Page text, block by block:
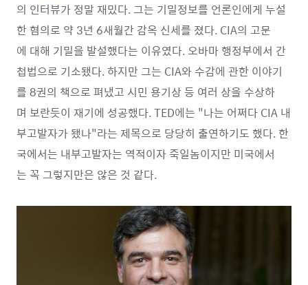
의 인터뷰가 정말 재밌다. 그는 기밀정보를 언론인에게 누설
한 혐의로 약 3년 6새월간 감옥 신세를 졌다. CIA의 고문
에 대해 기밀을 발설했다는 이유였다. 오바마 행정부에서 간
첩법으로 기소됐다. 하지만 그는 CIA와 수감에 관한 이야기
를 8권의 책으로 펴냈고 시민 용기상 등 여러 상을 수상하
며 보란듯이 재기에 성공했다. TED에는 "나는 어쩌다 CIA 내
부고발자가 됐나"라는 제목으로 당당히 출연하기도 했다. 한
국에서는 내부고발자는 역적이자 죽일놈이지만 미국에서
는 꼭 그렇지만은 않은 것 같다.